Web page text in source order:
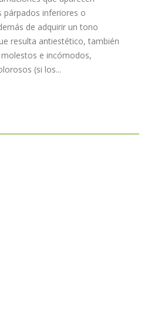
párpados inferiores o
de adquirir un tono
resulta antiestético, también
e incómodos,
(si los...